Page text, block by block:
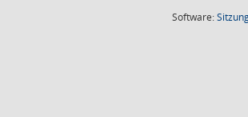
Software: